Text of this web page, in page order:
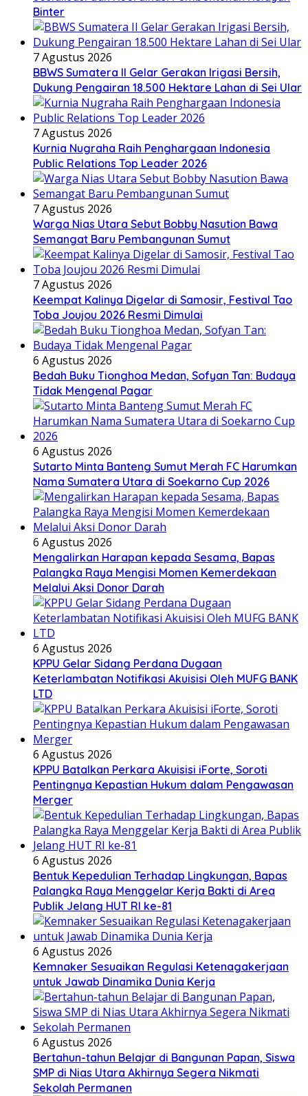
Binter
7 Agustus 2026
BBWS Sumatera II Gelar Gerakan Irigasi Bersih,
Dukung Pengairan 18.500 Hektare Lahan di Sei Ular
7 Agustus 2026
Kurnia Nugraha Raih Penghargaan Indonesia
Public Relations Top Leader 2026
7 Agustus 2026
Warga Nias Utara Sebut Bobby Nasution Bawa
Semangat Baru Pembangunan Sumut
7 Agustus 2026
Keempat Kalinya Digelar di Samosir, Festival Tao
Toba Joujou 2026 Resmi Dimulai
6 Agustus 2026
Bedah Buku Tionghoa Medan, Sofyan Tan: Budaya
Tidak Mengenal Pagar
6 Agustus 2026
Sutarto Minta Banteng Sumut Merah FC Harumkan
Nama Sumatera Utara di Soekarno Cup 2026
6 Agustus 2026
Mengalirkan Harapan kepada Sesama, Bapas
Palangka Raya Mengisi Momen Kemerdekaan
Melalui Aksi Donor Darah
6 Agustus 2026
KPPU Gelar Sidang Perdana Dugaan
Keterlambatan Notifikasi Akuisisi Oleh MUFG BANK
LTD
6 Agustus 2026
KPPU Batalkan Perkara Akuisisi iForte, Soroti
Pentingnya Kepastian Hukum dalam Pengawasan
Merger
6 Agustus 2026
Bentuk Kepedulian Terhadap Lingkungan, Bapas
Palangka Raya Menggelar Kerja Bakti di Area
Publik Jelang HUT RI ke-81
6 Agustus 2026
Kemnaker Sesuaikan Regulasi Ketenagakerjaan
untuk Jawab Dinamika Dunia Kerja
6 Agustus 2026
Bertahun-tahun Belajar di Bangunan Papan, Siswa
SMP di Nias Utara Akhirnya Segera Nikmati
Sekolah Permanen